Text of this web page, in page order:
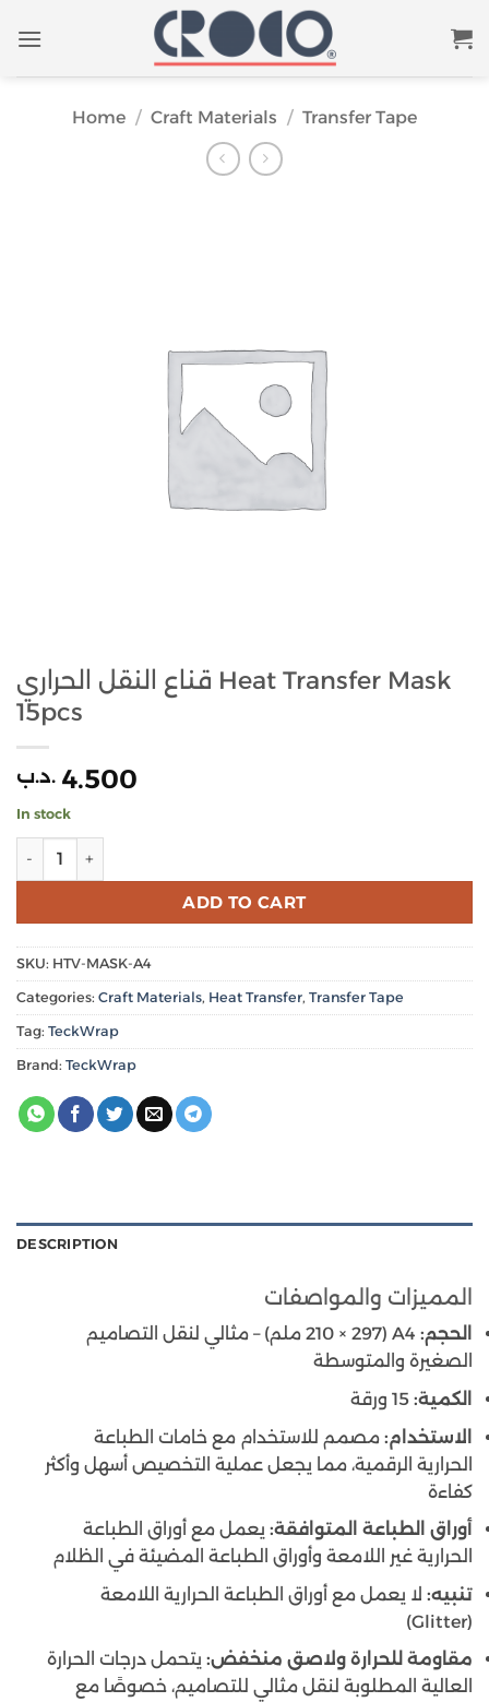
Home / Craft Materials / Transfer Tape
قناع النقل الحراري Heat Transfer Mask
15pcs
4.500 .د.ب
In stock
ADD TO CART
SKU: HTV-MASK-A4
Categories: Craft Materials, Heat Transfer, Transfer Tape
Tag: TeckWrap
Brand: TeckWrap
DESCRIPTION
المميزات والمواصفات
الحجم:
A4 (210 × 297 ملم) – مثالي لنقل التصاميم
الصغيرة والمتوسطة
الكمية:
الاستخدام: مصمم للاستخدام مع خامات الطباعة
الحرارية الرقمية، مما يجعل عملية التخصيص أسهل وأكثر
كفاءة
أوراق الطباعة المتوافقة: يعمل مع أوراق الطباعة
الحرارية غير اللامعة وأوراق الطباعة المضيئة في الظلام
تنبيه: لا يعمل مع أوراق الطباعة الحرارية اللامعة
(Glitter)
مقاومة للحرارة ولاصق منخفض: يتحمل درجات الحرارة
العالية المطلوبة لنقل مثالي للتصاميم، خصوصًا مع